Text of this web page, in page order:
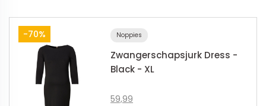
-70% Noppies
Zwangerschapsjurk Dress -
Black - XL
59,99